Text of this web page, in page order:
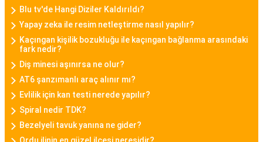
sunar.
Daniel Klein Bayan Saat
Daniel Klein, şıklık ve kaliteyi bir araya getiren
bayan saat modelleriyle bilinen bir markadır.
Minimalist tasarımları, zarif detayları ve kaliteli
malzemeleriyle Daniel Klein bayan saatleri,
kullanıcılarına tarz bir görünüm sunar.
Blu tv'de Hangi Diziler Kaldırıldı?
Yapay zeka ile resim netleştirme nasıl yapılır?
Kaçıngan kişilik bozukluğu ile kaçıngan bağlanma arasındaki
fark nedir?
Diş minesi aşınırsa ne olur?
AT6 şanzımanlı araç alınır mı?
Evlilik için kan testi nerede yapılır?
Spiral nedir TDK?
Bezelyeli tavuk yanına ne gider?